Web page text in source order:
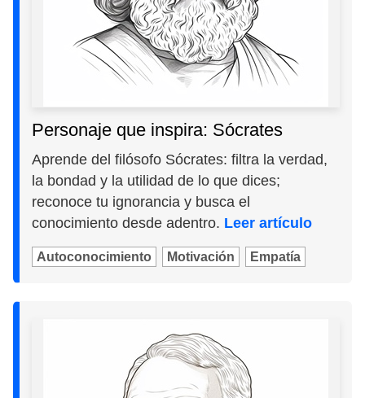
Personaje que inspira: Sócrates
Aprende del filósofo Sócrates: filtra la verdad,
la bondad y la utilidad de lo que dices;
reconoce tu ignorancia y busca el
conocimiento desde adentro. Leer artículo
Autoconocimiento Motivación Empatía